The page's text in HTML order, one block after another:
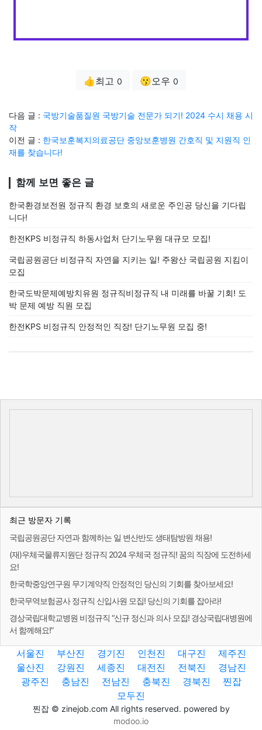
👍최고 0 😗오우 0
다음 글 : 국방기술품질원 국방기술 전문가 되기! 2024 수시 채용 시
작
이전 글 : 한국보훈복지의료공단 중앙보훈병원 간호직 및 지원직 인
재를 찾습니다!
함께 보면 좋은 글
한국환경보전원 정규직 환경 보호의 새로운 주인공 당신을 기다립
니다!
한전KPS 비정규직 하동사업처 단기노무원 대규모 모집!
국립공원공단 비정규직 자연을 지키는 일! 주왕산 국립공원 지킴이
모집
한국도박문제예방치유원 정규직비정규직 내 미래를 바꿀 기회! 도
박 문제 예방 직원 모집
한전KPS 비정규직 안정적인 직장! 단기노무원 모집 중!
최근 방문자 기록
국립공원공단 자연과 함께하는 일 변산반도 생태탐방원 채용!
(재)우체국물류지원단 정규직 2024 우체국 정규직! 꿈의 직장에 도전하세
요!
한국학중앙연구원 무기계약직 안정적인 당신의 기회를 찾아보세요!
한국무역보험공사 정규직 신입사원 모집! 당신의 기회를 잡아라!
경상국립대학교병원 비정규직 “신규 정신과 의사 모집! 경상국립대병원에
서 함께해요!”
서울진 부산진 경기진 인천진 대구진
제주진
울산진
강원진 세종진 대전진 전북진
경남진
광주진
충남진 전남진 충북진 경북진
찐잡
모두진
찐잡 © zinejob.com All rights reserved. powered by
modoo.io